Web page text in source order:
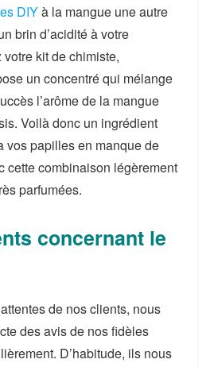
DIYà la mangue une autre
brin d’acidité à votre
kit de chimiste,
un concentré qui mélange
l’arôme de la mangue
Voilà donc un ingrédient
vos papilles en manque de
cette combinaison légèrement
parfumées.
concernant le
de nos clients, nous
des avis de nos fidèles
D’habitude, ils nous